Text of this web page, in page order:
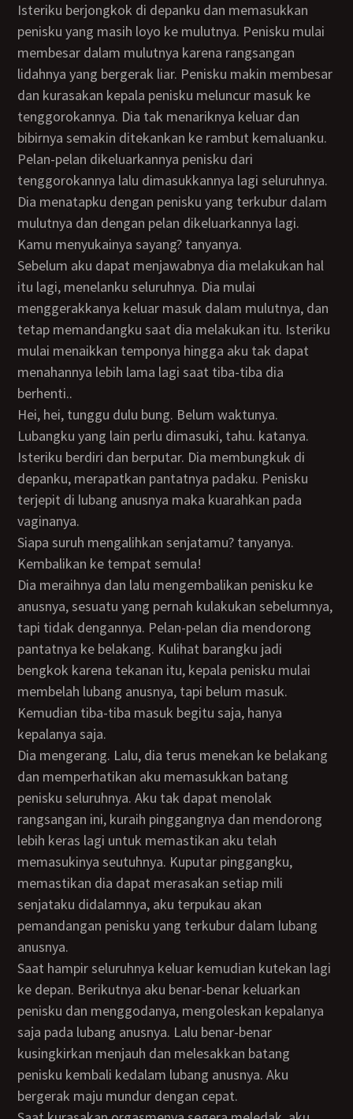
Isteriku berjongkok di depanku dan memasukkan
penisku yang masih loyo ke mulutnya. Penisku mulai
membesar dalam mulutnya karena rangsangan
lidahnya yang bergerak liar. Penisku makin membesar
dan kurasakan kepala penisku meluncur masuk ke
tenggorokannya. Dia tak menariknya keluar dan
bibirnya semakin ditekankan ke rambut kemaluanku.
Pelan-pelan dikeluarkannya penisku dari
tenggorokannya lalu dimasukkannya lagi seluruhnya.
Dia menatapku dengan penisku yang terkubur dalam
mulutnya dan dengan pelan dikeluarkannya lagi.
Kamu menyukainya sayang? tanyanya.
Sebelum aku dapat menjawabnya dia melakukan hal
itu lagi, menelanku seluruhnya. Dia mulai
menggerakkanya keluar masuk dalam mulutnya, dan
tetap memandangku saat dia melakukan itu. Isteriku
mulai menaikkan temponya hingga aku tak dapat
menahannya lebih lama lagi saat tiba-tiba dia
berhenti..
Hei, hei, tunggu dulu bung. Belum waktunya.
Lubangku yang lain perlu dimasuki, tahu. katanya.
Isteriku berdiri dan berputar. Dia membungkuk di
depanku, merapatkan pantatnya padaku. Penisku
terjepit di lubang anusnya maka kuarahkan pada
vaginanya.
Siapa suruh mengalihkan senjatamu? tanyanya.
Kembalikan ke tempat semula!
Dia meraihnya dan lalu mengembalikan penisku ke
anusnya, sesuatu yang pernah kulakukan sebelumnya,
tapi tidak dengannya. Pelan-pelan dia mendorong
pantatnya ke belakang. Kulihat barangku jadi
bengkok karena tekanan itu, kepala penisku mulai
membelah lubang anusnya, tapi belum masuk.
Kemudian tiba-tiba masuk begitu saja, hanya
kepalanya saja.
Dia mengerang. Lalu, dia terus menekan ke belakang
dan memperhatikan aku memasukkan batang
penisku seluruhnya. Aku tak dapat menolak
rangsangan ini, kuraih pinggangnya dan mendorong
lebih keras lagi untuk memastikan aku telah
memasukinya seutuhnya. Kuputar pinggangku,
memastikan dia dapat merasakan setiap mili
senjataku didalamnya, aku terpukau akan
pemandangan penisku yang terkubur dalam lubang
anusnya.
Saat hampir seluruhnya keluar kemudian kutekan lagi
ke depan. Berikutnya aku benar-benar keluarkan
penisku dan menggodanya, mengoleskan kepalanya
saja pada lubang anusnya. Lalu benar-benar
kusingkirkan menjauh dan melesakkan batang
penisku kembali kedalam lubang anusnya. Aku
bergerak maju mundur dengan cepat.